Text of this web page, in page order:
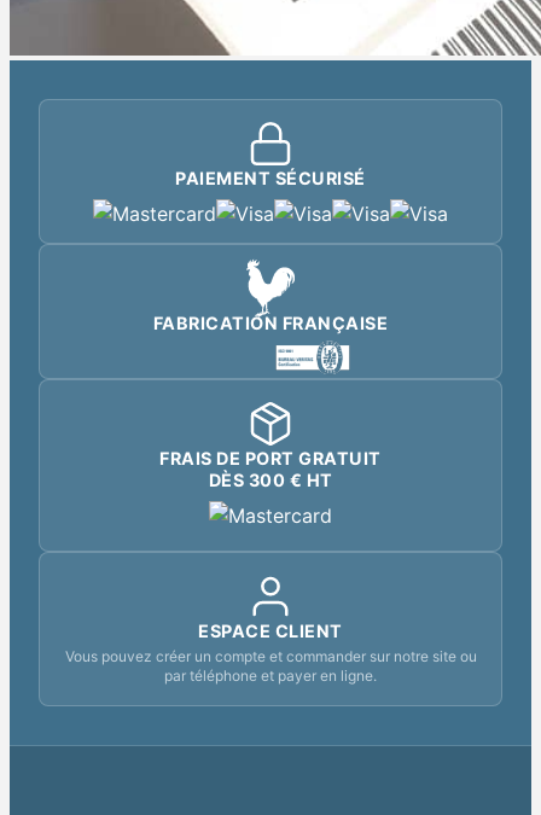
PAIEMENT SÉCURISÉ
FABRICATION FRANÇAISE
FRAIS DE PORT GRATUIT
DÈS 300 € HT
ESPACE CLIENT
Vous pouvez créer un compte et commander sur notre site ou
par téléphone et payer en ligne.